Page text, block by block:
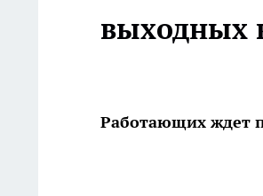
выходных
Работающих ждет